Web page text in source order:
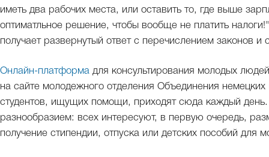
иметь два рабочих места, или оставить то, где выше
оптиматльное решение, чтобы вообще не платить
получает развернутый ответ с перечислением законов и
Онлайн-платформа для консультирования молодых
на сайте молодежного отделения Объединения
студентов, ищущих помощи, приходят сюда каждый
разнообразием: всех интересуют, в первую очередь,
получение стипендии, отпуска или детских пособий для